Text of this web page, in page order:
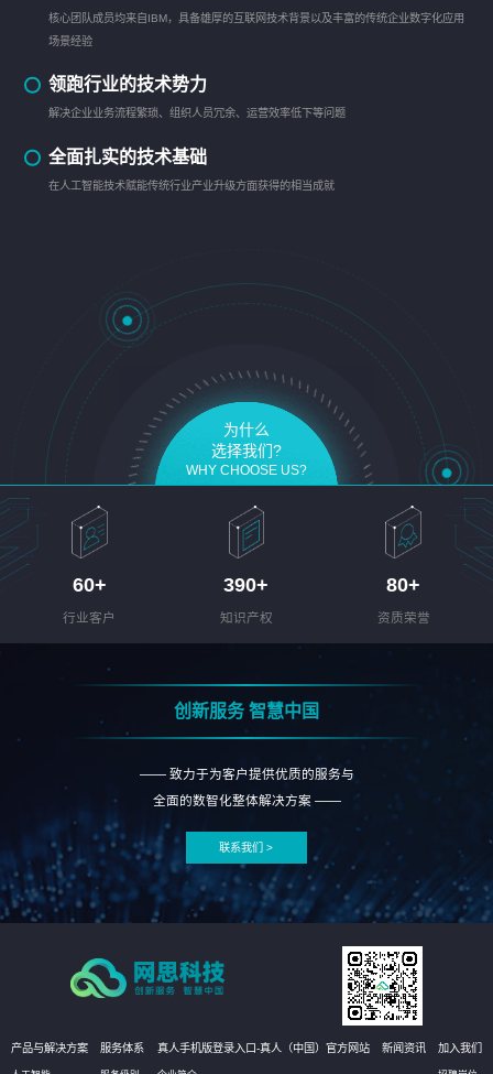
核心团队成员均来自IBM，具备雄厚的互联网技术背景以及丰富的传统企业数字化应用
场景经验
领跑行业的技术势力
解决企业业务流程繁琐、组织人员冗余、运营效率低下等问题
全面扎实的技术基础
在人工智能技术赋能传统行业产业升级方面获得的相当成就
为什么
选择我们?
WHY CHOOSE US?
60+
行业客户
390+
知识产权
80+
资质荣誉
创新服务 智慧中国
—— 致力于为客户提供优质的服务与
全面的数智化整体解决方案 ——
联系我们 >
产品与解决方案 服务体系 真人手机版登录入口-真人（中国）官方网站 新闻资讯 加入我们